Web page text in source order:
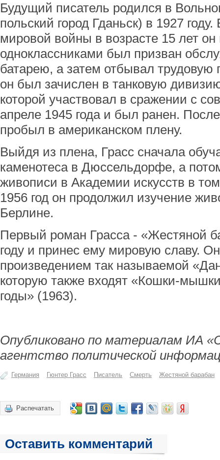
Будущий писатель родился в
польский город Гданьск) в 1927
мировой войны в возрасте 15 лет он
одноклассниками был призван
батарею, а затем отбывал трудовую
он был зачислен в танковую
которой участвовал в сражении с
апреле 1945 года и был ранен.
пробыл в американском плену.
Выйдя из плена, Грасс сначала
каменотеса в Дюссельдорфе, а
живописи в Академии искусств в
1956 год он продолжил изучение
Берлине.
Первый роман Грасса - «Жестяной
году и принес ему мировую славу.
произведением так называемой
которую также входят «Кошки-
годы» (1963).
Опубликовано по материалам ИА
агентство политической
Германия Гюнтер Грасс Писатель Смерть Жестяной барабан
Распечатать
Оставить комментарий